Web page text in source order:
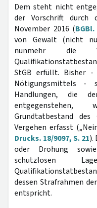
Dem steht nicht
der Vorschrift durch
November 2016 (
von Gewalt (nicht
nunmehr die
StGB erfüllt. Bisher -
Nötigungsmittels -
Handlungen, die
Grundtatbestand des
Vergehen erfasst
Drucks. 18/9097, S. 21).
oder Drohung
schutzlosen
dessen Strafrahmen
entspricht.